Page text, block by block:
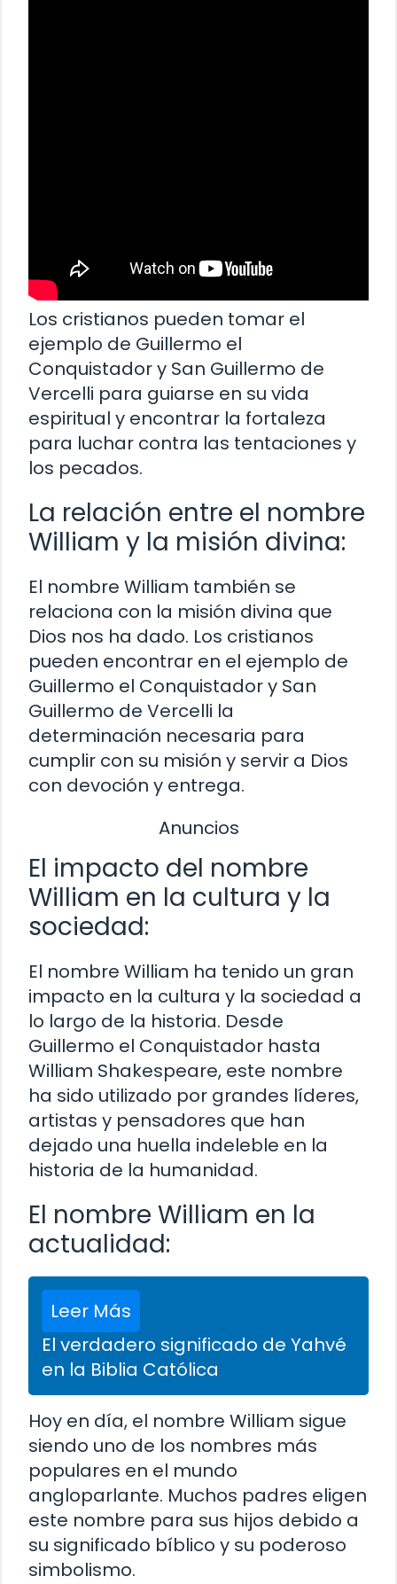
Los cristianos pueden tomar el
ejemplo de Guillermo el
Conquistador y San Guillermo de
Vercelli para guiarse en su vida
espiritual y encontrar la fortaleza
para luchar contra las tentaciones y
los pecados.
La relación entre el nombre
William y la misión divina:
El nombre William también se
relaciona con la misión divina que
Dios nos ha dado. Los cristianos
pueden encontrar en el ejemplo de
Guillermo el Conquistador y San
Guillermo de Vercelli la
determinación necesaria para
cumplir con su misión y servir a Dios
con devoción y entrega.
Anuncios
El impacto del nombre
William en la cultura y la
sociedad:
El nombre William ha tenido un gran
impacto en la cultura y la sociedad a
lo largo de la historia. Desde
Guillermo el Conquistador hasta
William Shakespeare, este nombre
ha sido utilizado por grandes líderes,
artistas y pensadores que han
dejado una huella indeleble en la
historia de la humanidad.
El nombre William en la
actualidad:
Leer Más
El verdadero significado de Yahvé
en la Biblia Católica
Hoy en día, el nombre William sigue
siendo uno de los nombres más
populares en el mundo
angloparlante. Muchos padres eligen
este nombre para sus hijos debido a
su significado bíblico y su poderoso
simbolismo.